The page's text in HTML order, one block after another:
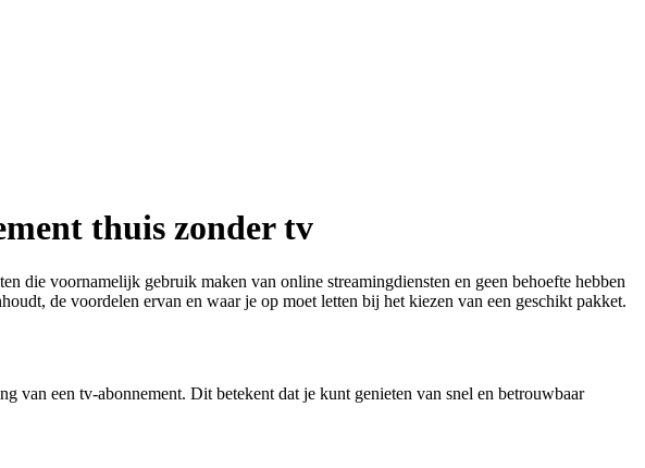
thuis zonder tv
die voornamelijk gebruik maken van online streamingdiensten en geen behoefte hebben
de voordelen ervan en waar je op moet letten bij het kiezen van een geschikt pakket.
van een tv-abonnement. Dit betekent dat je kunt genieten van snel en betrouwbaar